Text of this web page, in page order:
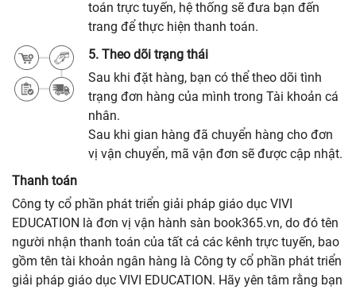
toán trực tuyến, hệ thống sẽ đưa bạn đến
trang để thực hiện thanh toán.
5. Theo dõi trạng thái
Sau khi đặt hàng, bạn có thể theo dõi tình
trạng đơn hàng của mình trong Tài khoản cá
nhân.
Sau khi gian hàng đã chuyển hàng cho đơn
vị vận chuyển, mã vận đơn sẽ được cập nhật.
Thanh toán
Công ty cổ phần phát triển giải pháp giáo dục VIVI
EDUCATION là đơn vị vận hành sàn book365.vn, do đó tên
người nhận thanh toán của tất cả các kênh trực tuyến, bao
gồm tên tài khoản ngân hàng là Công ty cổ phần phát triển
giải pháp giáo dục VIVI EDUCATION. Hãy yên tâm rằng bạn